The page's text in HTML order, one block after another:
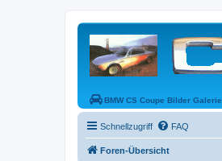
BMW CS Coupe Bilder Galerie
Schnellzugriff FAQ
Foren-Übersicht